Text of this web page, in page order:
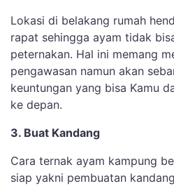
Lokasi di belakang rumah
rapat sehingga ayam tidak
peternakan. Hal ini memang
pengawasan namun akan
keuntungan yang bisa Kamu
ke depan.
3. Buat Kandang
Cara ternak ayam kampung
siap yakni pembuatan